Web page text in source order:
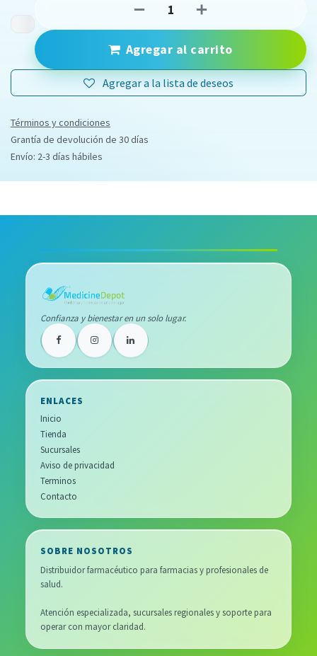
Agregar al carrito
Agregar a la lista de deseos
Términos y condiciones
Grantía de devolución de 30 días
Envío: 2-3 días hábiles
Confianza y bienestar en un solo lugar.
ENLACES
Inicio
Tienda
Sucursales
Aviso de privacidad
Terminos
Contacto
SOBRE NOSOTROS
Distribuidor farmacéutico para farmacias y profesionales de
salud.
Atención especializada, sucursales regionales y soporte para
operar con mayor claridad.